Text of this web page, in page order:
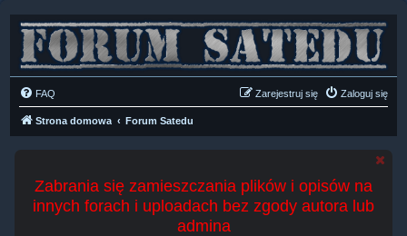
FAQ Zaloguj się
Zarejestruj się
Strona domowa Forum Satedu
Zabrania się zamieszczania plików i opisów na
innych forach i uploadach bez zgody autora lub
admina